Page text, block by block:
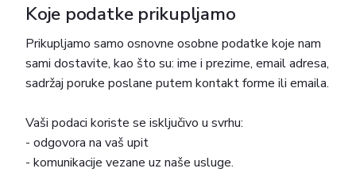
Koje podatke prikupljamo
Prikupljamo samo osnovne osobne podatke koje nam
sami dostavite, kao što su: ime i prezime, email adresa,
sadržaj poruke poslane putem kontakt forme ili emaila.
Vaši podaci koriste se isključivo u svrhu:
- odgovora na vaš upit
- komunikacije vezane uz naše usluge.